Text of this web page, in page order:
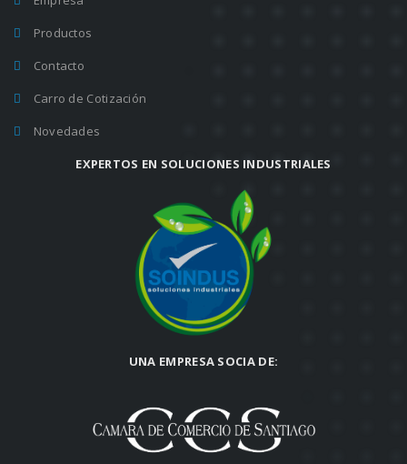
Productos
Contacto
Carro de Cotización
Novedades
EXPERTOS EN SOLUCIONES INDUSTRIALES
UNA EMPRESA SOCIA DE: